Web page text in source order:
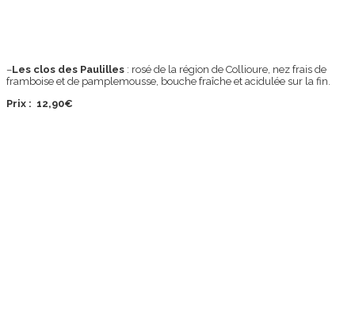
–Les clos des Paulilles : rosé de la région de Collioure, nez frais de
framboise et de pamplemousse, bouche fraîche et acidulée sur la fin.
Prix : 12,90€